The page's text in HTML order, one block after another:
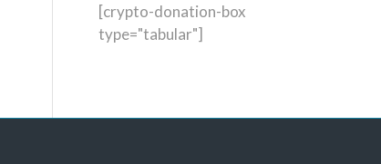
[crypto-donation-box
type="tabular"]